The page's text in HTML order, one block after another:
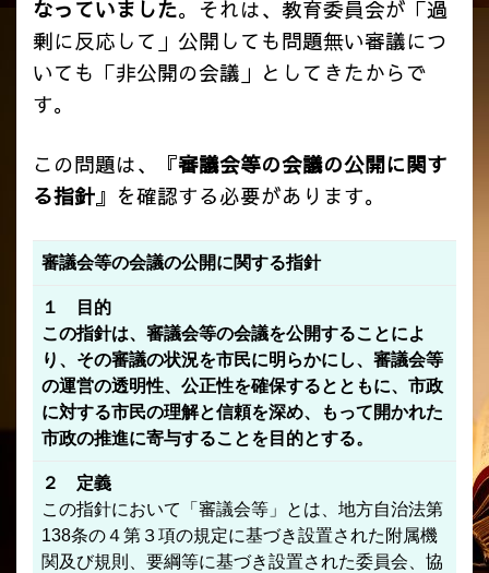
なっていました。それは、教育委員会が「過
剰に反応して」公開しても問題無い審議につ
いても「非公開の会議」としてきたからで
す。
この問題は、『審議会等の会議の公開に関す
る指針』を確認する必要があります。
審議会等の会議の公開に関する指針
１ 目的
この指針は、審議会等の会議を公開することによ
り、その審議の状況を市民に明らかにし、審議会等
の運営の透明性、公正性を確保するとともに、市政
に対する市民の理解と信頼を深め、もって開かれた
市政の推進に寄与することを目的とする。
２ 定義
この指針において「審議会等」とは、地方自治法第
138条の４第３項の規定に基づき設置された附属機
関及び規則、要綱等に基づき設置された委員会、協